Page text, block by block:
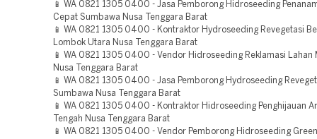
📱 WA 0821 1305 0400 - Jasa Pemborong Hidroseeding
Cepat Sumbawa Nusa Tenggara Barat
📱 WA 0821 1305 0400 - Kontraktor Hydroseeding Revegetasi
Lombok Utara Nusa Tenggara Barat
📱 WA 0821 1305 0400 - Vendor Hidroseeding Reklamasi Lahan
Nusa Tenggara Barat
📱 WA 0821 1305 0400 - Jasa Pemborong Hydroseeding
Sumbawa Nusa Tenggara Barat
📱 WA 0821 1305 0400 - Kontraktor Hidroseeding Penghijauan
Tengah Nusa Tenggara Barat
📱 WA 0821 1305 0400 - Vendor Pemborong Hidroseeding